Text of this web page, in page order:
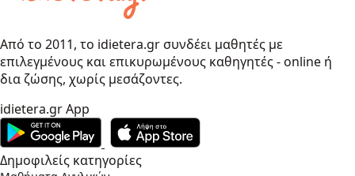
Από το 2011, το idietera.gr συνδέει μαθητές με
επιλεγμένους και επικυρωμένους καθηγητές - online ή
δια ζώσης, χωρίς μεσάζοντες.
idietera.gr App
Δημοφιλείς κατηγορίες